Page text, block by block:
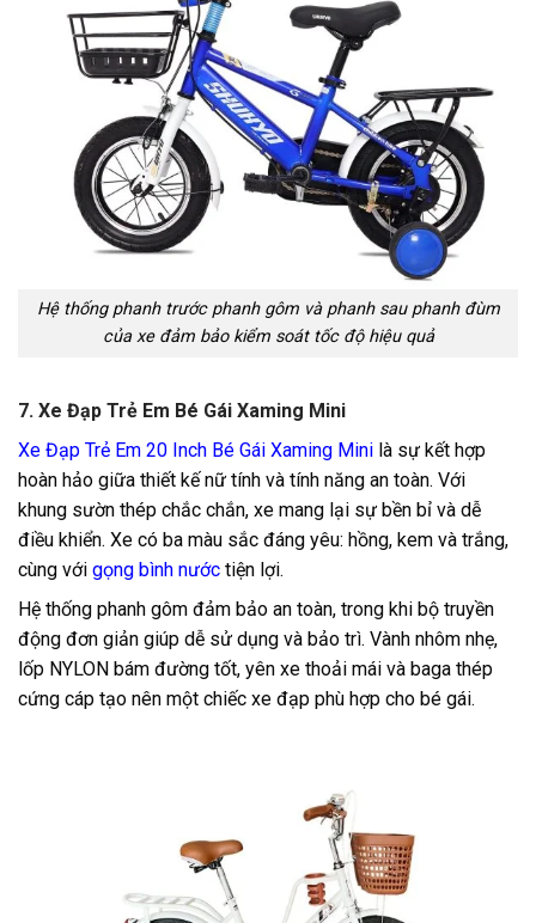
Hệ thống phanh trước phanh gôm và phanh sau phanh đùm
của xe đảm bảo kiểm soát tốc độ hiệu quả
7. Xe Đạp Trẻ Em Bé Gái Xaming Mini
Xe Đạp Trẻ Em 20 Inch Bé Gái Xaming Mini là sự kết hợp
hoàn hảo giữa thiết kế nữ tính và tính năng an toàn. Với
khung sườn thép chắc chắn, xe mang lại sự bền bỉ và dễ
điều khiển. Xe có ba màu sắc đáng yêu: hồng, kem và trắng,
cùng với gọng bình nước tiện lợi.
Hệ thống phanh gôm đảm bảo an toàn, trong khi bộ truyền
động đơn giản giúp dễ sử dụng và bảo trì. Vành nhôm nhẹ,
lốp NYLON bám đường tốt, yên xe thoải mái và baga thép
cứng cáp tạo nên một chiếc xe đạp phù hợp cho bé gái.